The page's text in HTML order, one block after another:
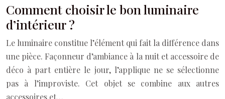
Comment choisir le bon luminaire
d’intérieur ?
Le luminaire constitue l’élément qui fait la différence dans
une pièce. Façonneur d’ambiance à la nuit et accessoire de
déco à part entière le jour, l’applique ne se sélectionne
pas à l’improviste. Cet objet se combine aux autres
accessoires et…